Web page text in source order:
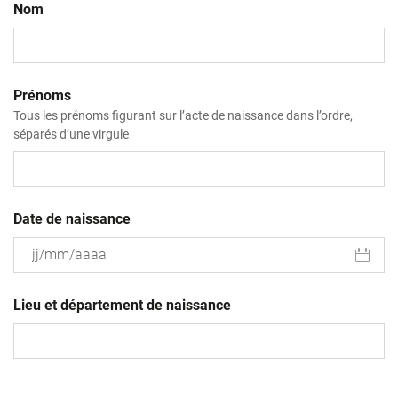
Nom
Prénoms
Tous les prénoms figurant sur l’acte de naissance dans l’ordre,
séparés d’une virgule
Date de naissance
slash
MM
Lieu et département de naissance